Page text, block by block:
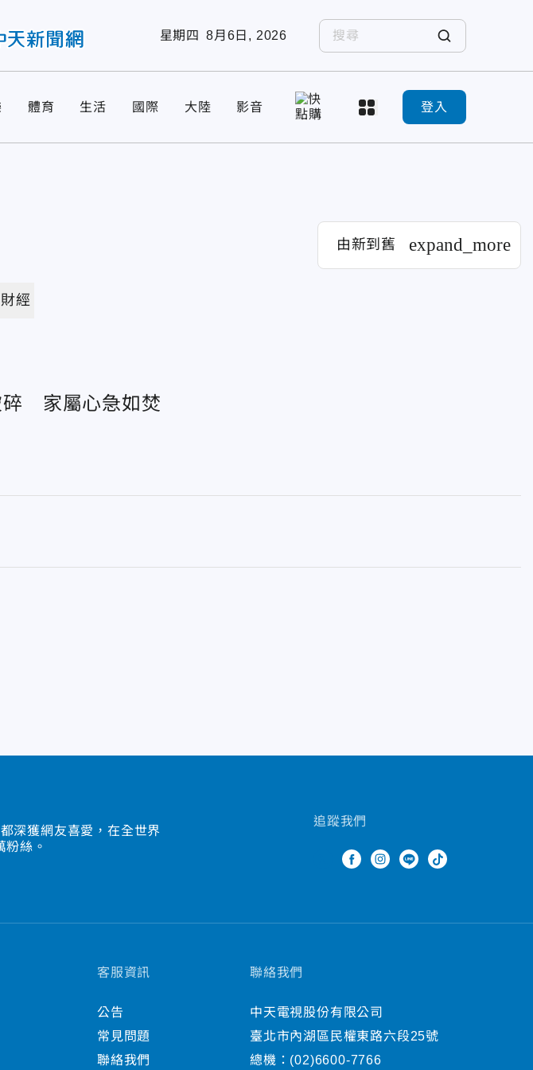
星期四 8月6日, 2026
體育 生活 國際 大陸 影音 登入
由新到舊 expand_more
財經
碎 家屬心急如焚
深獲網友喜愛，在全世界
絲。
追蹤我們
客服資訊
公告
常見問題
聯絡我們
聯絡我們
中天電視股份有限公司
臺北市內湖區民權東路六段25號
總機： (02)6600-7766